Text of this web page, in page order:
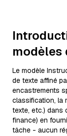
modèles
Le modèle
de texte affiné
encastrements
classification, la
texte, etc.) dans
finance) en
tâche - aucun